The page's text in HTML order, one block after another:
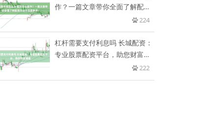
作？一篇文章带你全面了解配资
224
杠杆需要支付利息吗 长城配资：
专业股票配资平台，助您财富增
222